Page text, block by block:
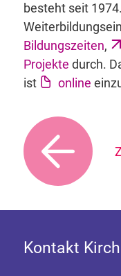
besteht seit
Bildungszeiten,
Projekte durch.
ist
online
Kontakt